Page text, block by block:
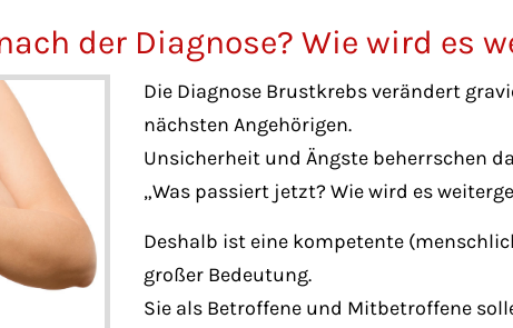
der Diagnose? Wie wird es
Die Diagnose Brustkrebs verändert
nächsten Angehörigen.
Unsicherheit und Ängste beherrschen
„Was passiert jetzt? Wie wird es
Deshalb ist eine kompetente
großer Bedeutung.
Sie als Betroffene und Mitbetroffene